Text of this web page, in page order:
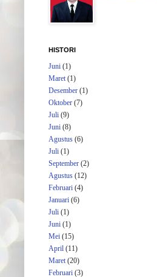
HISTORI
Juni (1)
Maret(1)
Desember (1)
Oktober (7)
Juli (9)
Juni (8)
Agustus (6)
Juli (1)
September (2)
Agustus (12)
Februari (4)
Januari (6)
Juli (1)
Juni (1)
Mei (15)
April (11)
Maret(20)
Februari (3)